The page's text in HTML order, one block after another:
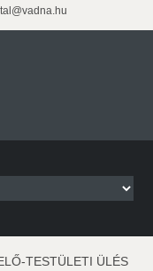
TESTÜLETI ÜLÉS